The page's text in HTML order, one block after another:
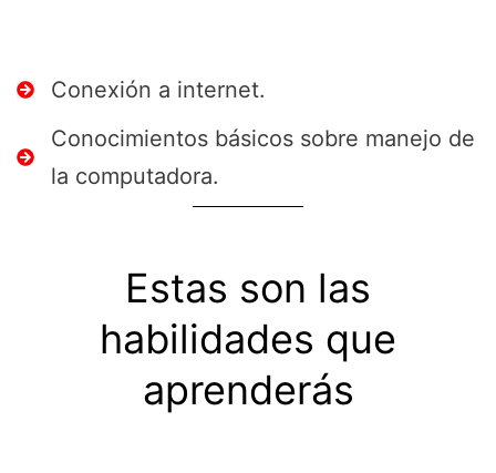
Conexión a internet.
Conocimientos básicos sobre manejo de
la computadora.
Estas son las
habilidades que
aprenderás